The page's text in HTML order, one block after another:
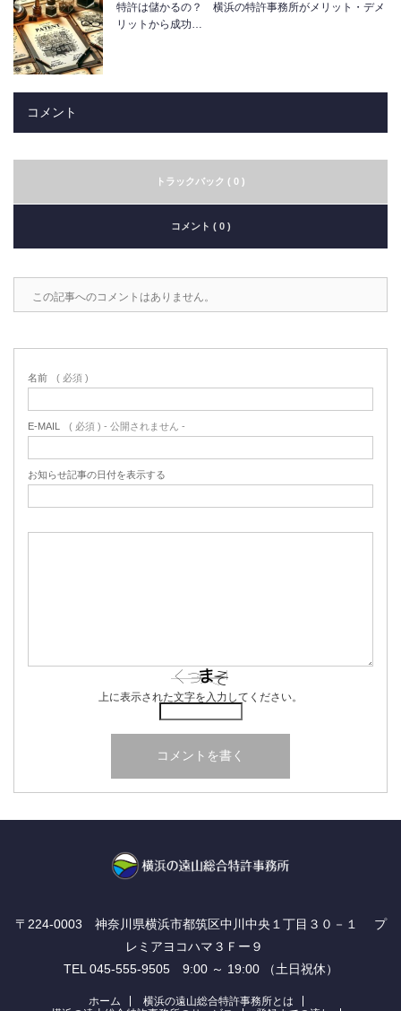
特許は儲かるの？ 横浜の特許事務所がメリット・デメ
リットから成功…
コメント
トラックバック ( 0 )
コメント ( 0 )
この記事へのコメントはありません。
名前 ( 必須 )
E-MAIL ( 必須 ) - 公開されません -
お知らせ記事の日付を表示する
上に表示された文字を入力してください。
〒224-0003 神奈川県横浜市都筑区中川中央１丁目３０－１ プ
レミアヨコハマ３Ｆー９
TEL 045-555-9505 9:00 ～ 19:00 （土日祝休）
ホーム
横浜の遠山総合特許事務所とは